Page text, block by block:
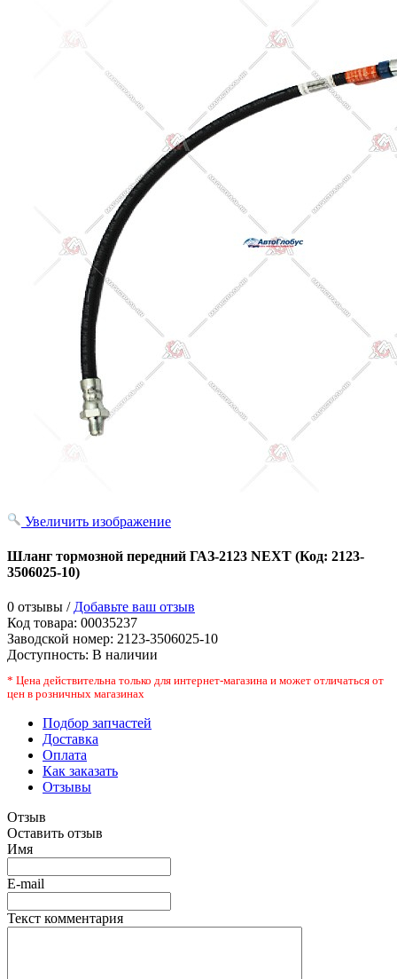
Увеличить изображение
Шланг тормозной передний ГАЗ-2123 NEXT (Код: 2123-
3506025-10)
0 отзывы / Добавьте ваш отзыв
Код товара: 00035237
Заводской номер: 2123-3506025-10
Доступность: В наличии
* Цена действительна только для интернет-магазина и может отличаться от
цен в розничных магазинах
Подбор запчастей
Доставка
Оплата
Как заказать
Отзывы
Отзыв
Оставить отзыв
Имя
E-mail
Текст комментария